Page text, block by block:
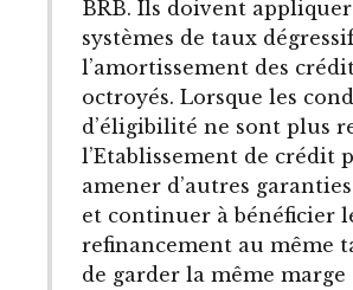
BRB. Ils doivent
systèmes de taux
l’amortissement des
octroyés. Lorsque les
d’éligibilité ne sont plus
l’Etablissement de crédit
amener d’autres
et continuer à bénéficier
refinancement au même
de garder la même marge